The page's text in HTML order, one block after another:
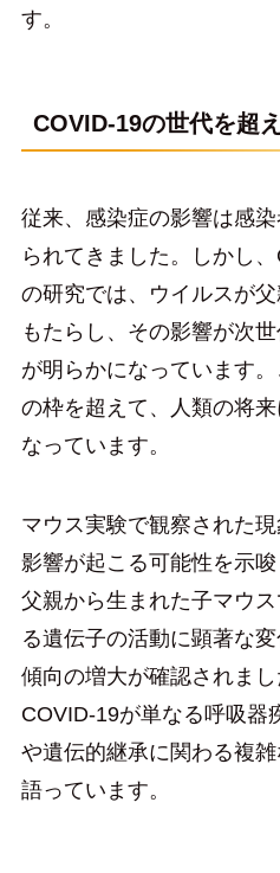
す。
COVID-19の世代を超
従来、感染症の影響は感
られてきました。しかし
の研究では、ウイルスが
もたらし、その影響が次
が明らかになっています
の枠を超えて、人類の将
なっています。
マウス実験で観察された
影響が起こる可能性を示
父親から生まれた子マウ
る遺伝子の活動に顕著な
傾向の増大が確認されまし
COVID-19が単なる呼吸器
や遺伝的継承に関わる複
語っています。